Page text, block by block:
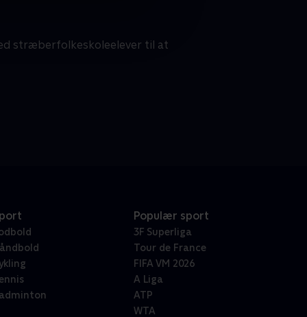
stræberfolkeskoleelever til at
Populær sport
3F Superliga
Tour de France
FIFA VM 2026
A Liga
ATP
WTA